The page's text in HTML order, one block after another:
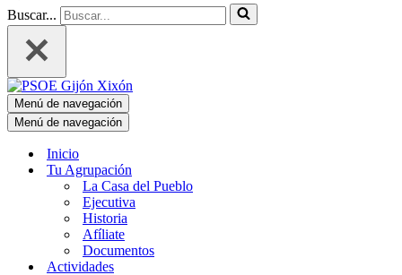
Buscar...
Menú de navegación
Menú de navegación
Inicio
Tu Agrupación
La Casa del Pueblo
Ejecutiva
Historia
Afíliate
Documentos
Actividades